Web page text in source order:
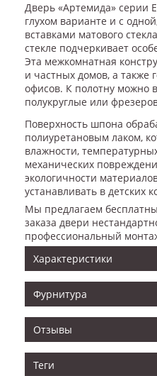
Дверь «Артемида» серии
глухом варианте и с
вставками матового
стекле подчеркивает
Эта межкомнатная
и частных домов, а также
офисов. К полотну можно
полукруглые или
Поверхность шпона
полиуретановым лаком,
влажности,
механических
экологичности
устанавливать в детских
Мы предлагаем
заказа двери
профессиональный
Характеристики
Фурнитура
Отзывы
Теги